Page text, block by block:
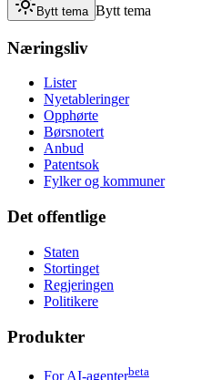
Bytt tema Bytt tema
Næringsliv
Lister
Nyetableringer
Opphørte
Børsnotert
Anbud
Patentsok
Fylker og kommuner
Det offentlige
Staten
Stortinget
Regjeringen
Politikere
Produkter
For AI-agenterbeta